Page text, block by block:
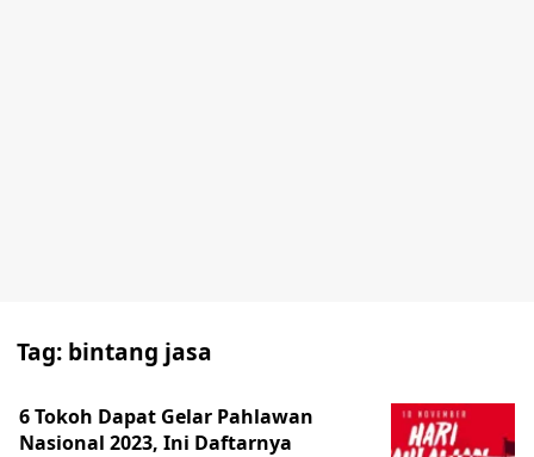
Tag: bintang jasa
6 Tokoh Dapat Gelar Pahlawan
Nasional 2023, Ini Daftarnya